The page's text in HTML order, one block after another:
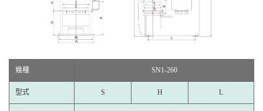
幾種 SN1-260
型式 S H L